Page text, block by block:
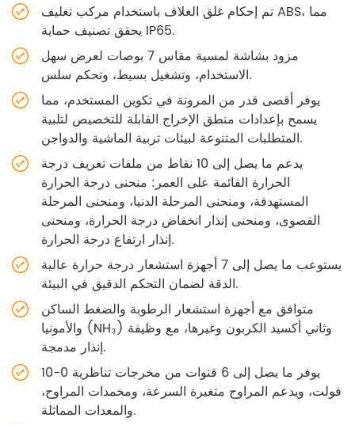
تم إحكام غلق الغلاف باستخدام مركب تغليف ABS، مما
يحقق تصنيف حماية IP65.
مزود بشاشة لمسية مقاس 7 بوصات لعرض سهل
الاستخدام، وتشغيل بسيط، وتحكم سلس.
يوفر أقصى قدر من المرونة في تكوين المستخدم، مما
يسمح بإعدادات منطق الإخراج القابلة للتخصيص لتلبية
المتطلبات المتنوعة لبيئات تربية الماشية والدواجن.
يدعم ما يصل إلى 10 نقاط من ملفات تعريف درجة
الحرارة القائمة على العمر: منحنى درجة الحرارة
المستهدفة، ومنحنى المرحلة الدنيا، ومنحنى المرحلة
القصوى، ومنحنى إنذار انخفاض درجة الحرارة، ومنحنى
إنذار ارتفاع درجة الحرارة.
يستوعب ما يصل إلى 7 أجهزة استشعار درجة حرارة عالية
الدقة لضمان التحكم الدقيق في البيئة.
متوافق مع أجهزة استشعار الرطوبة والضغط الساكن
والأمونيا (NH₃) وثاني أكسيد الكربون وغيرها، مع وظيفة
إنذار مدمجة.
يوفر ما يصل إلى 6 قنوات من مخرجات تناظرية 0-10
فولت، ويدعم المراوح متغيرة السرعة، ومخمدات المراوح،
والمعدات المماثلة.